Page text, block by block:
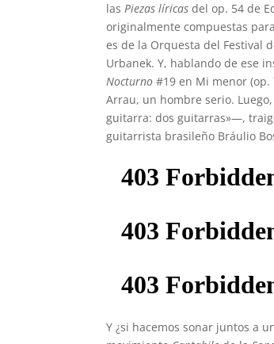
lasPiezas líricas del op. 54 de
originalmente compuestas
es de la Orquesta del Festival
Urbanek. Y, hablando de ese
Nocturno#19 en Mi menor
Arrau, un hombre serio.
guitarra: dos guitarras»—,
guitarrista brasileño Bráulio
Y ¿si hacemos sonar juntos a